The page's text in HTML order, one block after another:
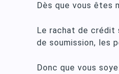
Dès que vous êtes
Le rachat de crédit
de soumission, les
Donc que vous